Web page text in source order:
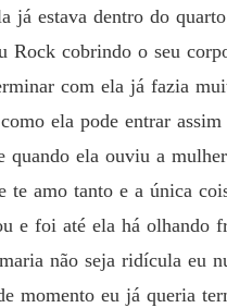
já estava dentro do
cobrindo o seu
com ela já fazia
ela pode entrar
ela ouviu a
amo tanto e a única
e foi até ela há olhando
não seja ridícula eu
momento eu já queria